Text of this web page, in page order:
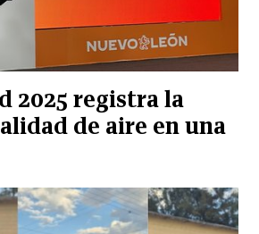
2025 registra la
de aire en una